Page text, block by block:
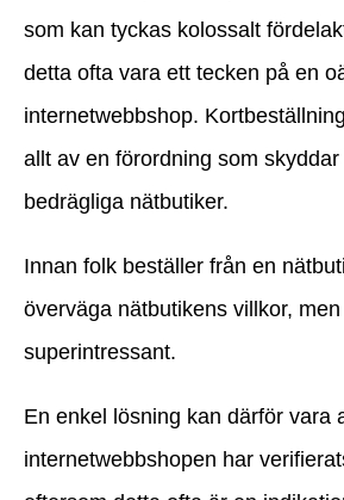
som kan tyckas kolossalt
detta ofta vara ett tecken på en
internetwebbshop.
allt av en förordning som
bedrägliga nätbutiker.
Innan folk beställer från en
överväga nätbutikens villkor,
superintressant.
En enkel lösning kan därför vara
internetwebbshopen har